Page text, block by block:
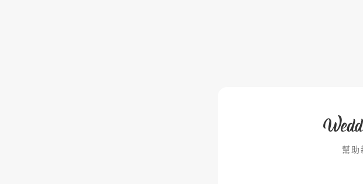
幫助